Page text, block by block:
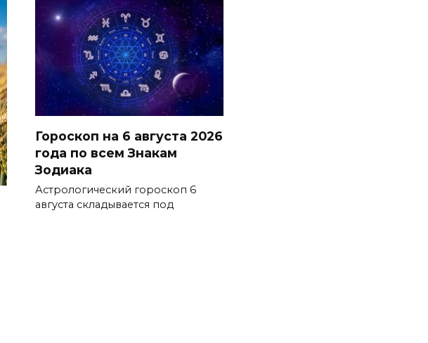
Гороскоп на 6 августа 2026
года по всем Знакам
Зодиака
Астрологический гороскоп 6
августа складывается под